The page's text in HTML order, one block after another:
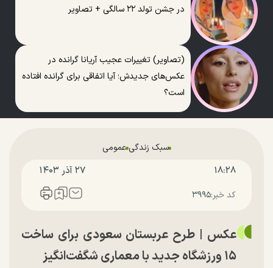
در جشن تولد ۲۲ سالگی + تصاویر
(تصاویر) تغییرات عجیب آریانا گرانده در
عکس‌های جدیدش؛ آیا اتفاقی برای گرانده افتاده
است؟
سبک زندگیعمومی
۱۸:۲۸ ۲۷ آذر ۱۴۰۳
کد خبر:۳۹۹۵
عکس |‌ طرح عربستان سعودی برای ساخت
۱۵ ورزشگاه جدید با معماری شگفت‌انگیز